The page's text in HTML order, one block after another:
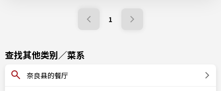
1
查找其他类别／菜系
奈良县的餐厅